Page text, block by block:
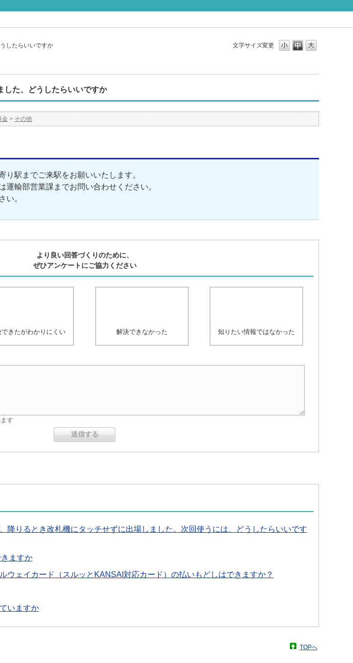
文字サイズ変更
したらいいですか
した、どうしたらいいですか
金 > その他
り駅までご来駅をお願いいたします。
輸部営業課までお問い合わせください。
い。
より良い回答づくりのために、
ぜひアンケートにご協力ください
できたがわかりにくい 解決できなかった 知りたい情報ではなかった
す
降りるとき改札機にタッチせずに出場しました。次回使うには、どうしたらいいです
ますか
ウェイカード（スルッとKANSAI対応カード）の払いもどしはできますか？
いますか
TOPへ